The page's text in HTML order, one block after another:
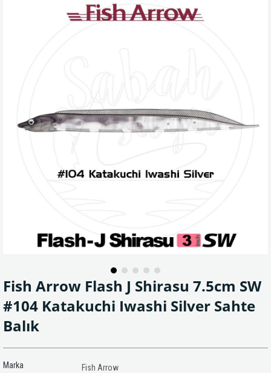
Fish Arrow Flash J Shirasu 7.5cm SW
#104 Katakuchi Iwashi Silver Sahte
Balık
Marka Fish Arrow